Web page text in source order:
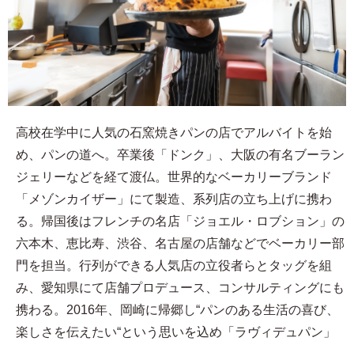
高校在学中に人気の石窯焼きパンの店でアルバイトを始
め、パンの道へ。卒業後「ドンク」、大阪の有名ブーラン
ジェリーなどを経て渡仏。世界的なベーカリーブランド
「メゾンカイザー」にて製造、系列店の立ち上げに携わ
る。帰国後はフレンチの名店「ジョエル・ロブション」の
六本木、恵比寿、渋谷、名古屋の店舗などでベーカリー部
門を担当。行列ができる人気店の立役者らとタッグを組
み、愛知県にて店舗プロデュース、コンサルティングにも
携わる。2016年、岡崎に帰郷し“パンのある生活の喜び、
楽しさを伝えたい“という思いを込め「ラヴィデュパン」